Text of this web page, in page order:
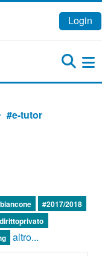
Login
#e-tutor
#2017/2018
altro...